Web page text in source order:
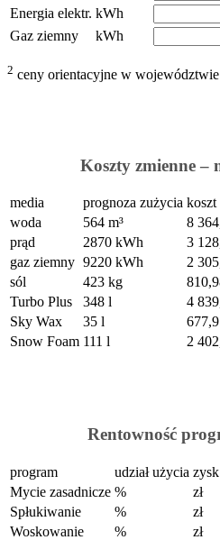
Energia elektr. kWh
Gaz ziemny
kWh
2 ceny orientacyjne w
Koszty zmienne –
media prognoza zużycia koszt
woda
564 m³ 8
prąd
2870 kWh 3
gaz ziemny 9220 kWh 2
sól
423 kg
Turbo Plus
348 l 4
Sky Wax
35 l
Snow Foam 111 l 2
Rentowność
program udział użycia
Mycie zasadnicze % zł
Spłukiwanie
% zł
Woskowanie
% zł